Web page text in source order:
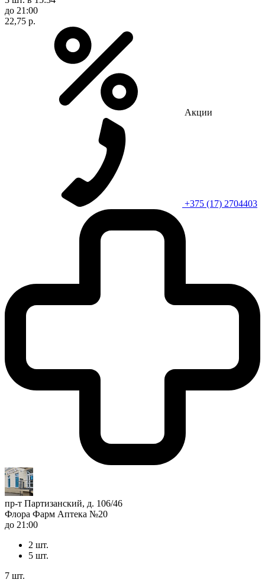
до 21:00
22,75 р.
Акции
+375 (17) 2704403
пр-т Партизанский, д. 106/46
Флора Фарм Аптека №20
до 21:00
2 шт.
5 шт.
7 шт.